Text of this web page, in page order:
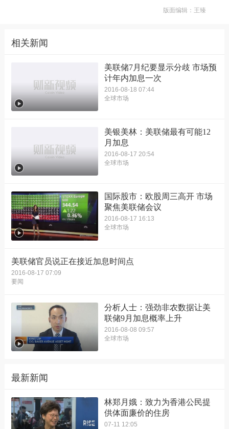
版面编辑：王臻
相关新闻
美联储7月纪要显示分歧 市场预
计年内加息一次
2016-08-18 07:44
全球市场
美银美林：美联储最有可能12
月加息
2016-08-17 20:54
全球市场
国际股市：欧股周三高开 市场
聚焦美联储会议
2016-08-17 16:13
全球市场
美联储官员说正在接近加息时间点
2016-08-17 07:09
要闻
分析人士：强劲非农数据让美
联储9月加息概率上升
2016-08-08 09:57
全球市场
最新新闻
林郑月娥：致力为香港公民提
供体面廉价的住房
07-11 12:05